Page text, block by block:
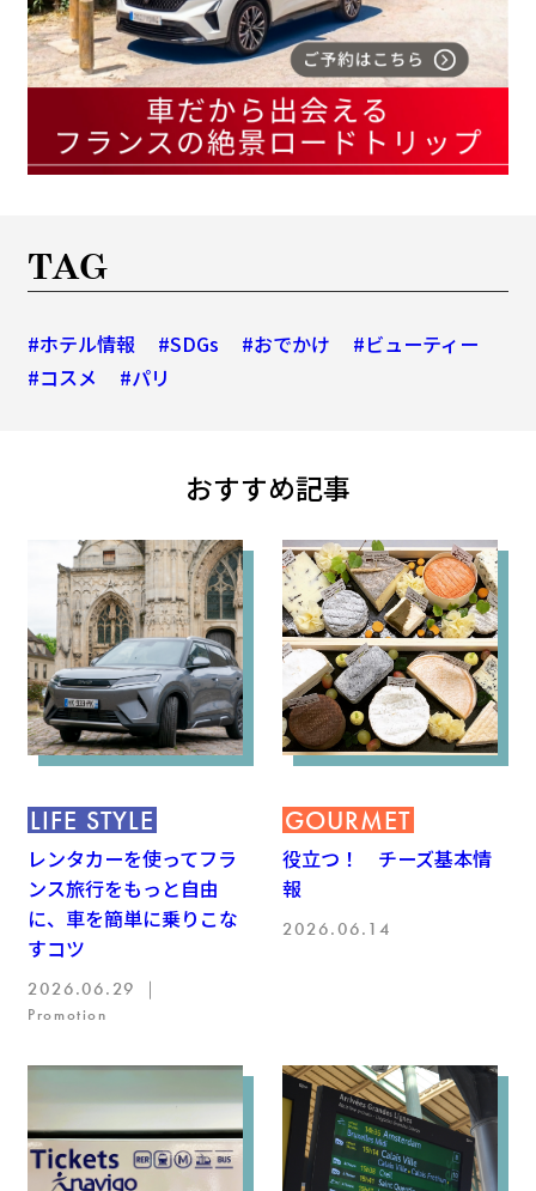
TAG
#ホテル情報 #SDGs #おでかけ
#ビューティー
#コスメ
#パリ
おすすめ記事
LIFE STYLE
レンタカーを使ってフラ
ンス旅行をもっと自由
に、車を簡単に乗りこな
すコツ
2026.06.29 ｜
Promotion
GOURMET
役立つ！ チーズ基本情
報
2026.06.14